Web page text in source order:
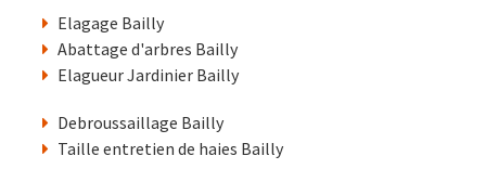
Elagage Bailly
Abattage d'arbres Bailly
Elagueur Jardinier Bailly
Debroussaillage Bailly
Taille entretien de haies Bailly